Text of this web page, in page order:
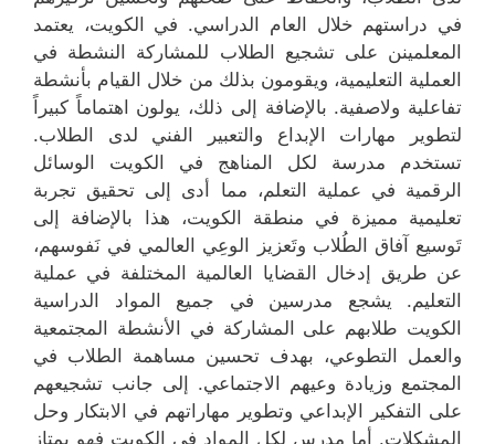
في دراستهم خلال العام الدراسي. في الكويت، يعتمد
المعلمينن على تشجيع الطلاب للمشاركة النشطة في
العملية التعليمية، ويقومون بذلك من خلال القيام بأنشطة
تفاعلية ولاصفية. بالإضافة إلى ذلك، يولون اهتماماً كبيراً
لتطوير مهارات الإبداع والتعبير الفني لدى الطلاب.
تستخدم مدرسة لكل المناهج في الكويت الوسائل
الرقمية في عملية التعلم، مما أدى إلى تحقيق تجربة
تعليمية مميزة في منطقة الكويت، هذا بالإضافة إلى
تَوسيع آفاق الطُلاب وتَعزيز الوعِي العالمي في نَفوسهم،
عن طريق إدخال القضايا العالمية المختلفة في عملية
التعليم. يشجع مدرسين في جميع المواد الدراسية
الكويت طلابهم على المشاركة في الأنشطة المجتمعية
والعمل التطوعي، بهدف تحسين مساهمة الطلاب في
المجتمع وزيادة وعيهم الاجتماعي. إلى جانب تشجيعهم
على التفكير الإبداعي وتطوير مهاراتهم في الابتكار وحل
المشكلات. أما مدرس لكل المواد في الكويت فهو يمتاز